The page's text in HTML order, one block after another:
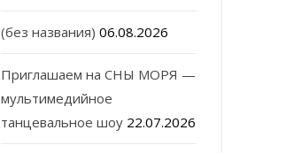
(без названия) 06.08.2026
Приглашаем на СНЫ МОРЯ —
мультимедийное
танцевальное шоу 22.07.2026